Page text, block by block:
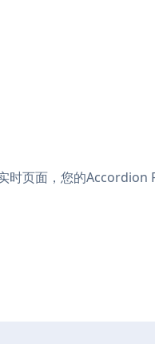
页面，您的Accordion